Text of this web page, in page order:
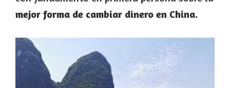
mejor forma de cambiar dinero en China.